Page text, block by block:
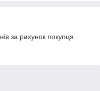
за рахунок покупця